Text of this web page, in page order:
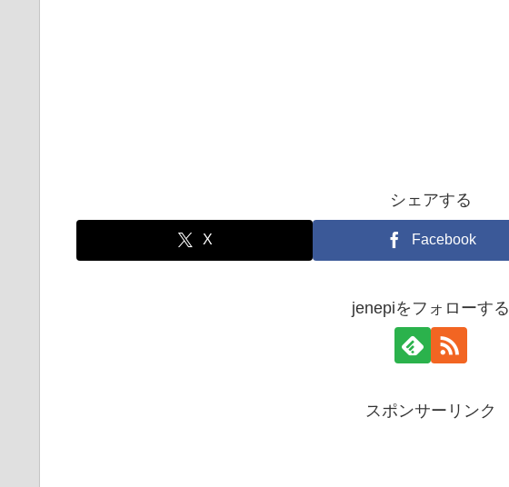
シェアする
X Facebook
jenepiをフォローする
スポンサーリンク